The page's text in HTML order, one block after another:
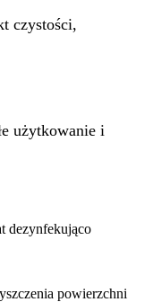
czystości,
użytkowanie i
dezynfekująco
powierzchni